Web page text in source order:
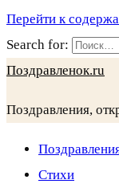
Перейти к
Search for:
Поздравленок.ru
Поздравления,
Стихи